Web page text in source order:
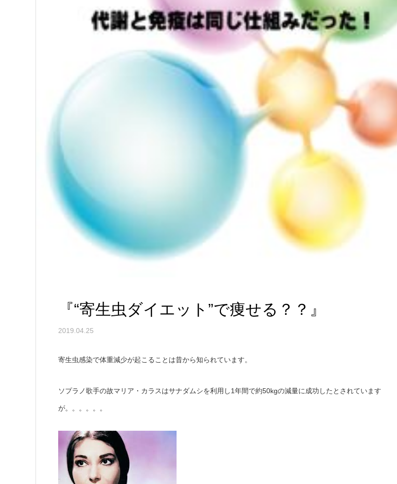
『“寄生虫ダイエット”で痩せる？？』
2019.04.25
寄生虫感染で体重減少が起こることは昔から知られています。
ソプラノ歌手の故マリア・カラスはサナダムシを利用し 1 年間で約50kgの減量に成功した とされています
が。。。。。。